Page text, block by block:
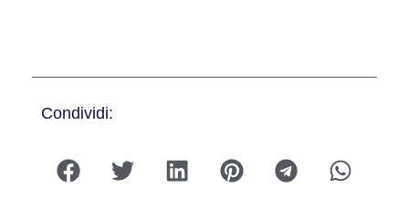
Condividi: